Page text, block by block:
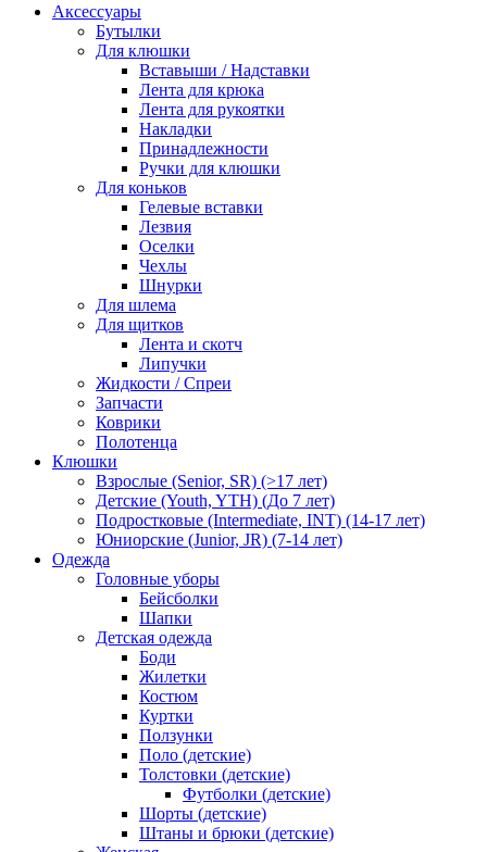
Аксессуары
Бутылки
Для клюшки
Вставыши / Надставки
Лента для крюка
Лента для рукоятки
Накладки
Принадлежности
Ручки для клюшки
Для коньков
Гелевые вставки
Лезвия
Оселки
Чехлы
Шнурки
Для шлема
Для щитков
Лента и скотч
Липучки
Жидкости / Спреи
Запчасти
Коврики
Полотенца
Клюшки
Взрослые (Senior, SR) (>17 лет)
Детские (Youth, YTH) (До 7 лет)
Подростковые (Intermediate, INT) (14-17 лет)
Юниорские (Junior, JR) (7-14 лет)
Одежда
Головные уборы
Бейсболки
Шапки
Детская одежда
Боди
Жилетки
Костюм
Куртки
Ползунки
Поло (детские)
Толстовки (детские)
Футболки (детские)
Шорты (детские)
Штаны и брюки (детские)